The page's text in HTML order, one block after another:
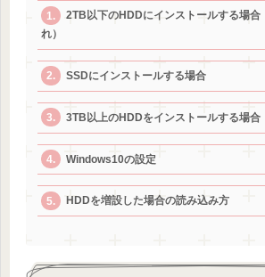
2TB以下のHDDにインストールする場合
れ）
SSDにインストールする場合
3TB以上のHDDをインストールする場合
Windows10の設定
HDDを増設した場合の読み込み方